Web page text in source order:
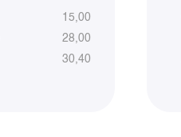
15,00
28,00
30,40